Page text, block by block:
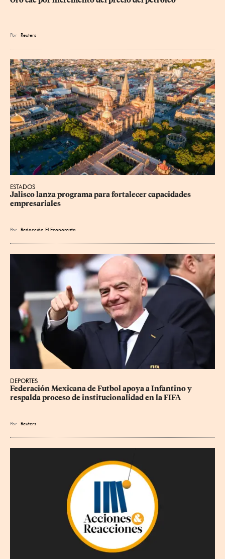
Por Reuters
ESTADOS
Jalisco lanza programa para fortalecer capacidades
empresariales
Por Redacción El Economista
DEPORTES
Federación Mexicana de Futbol apoya a Infantino y
respalda proceso de institucionalidad en la FIFA
Por Reuters